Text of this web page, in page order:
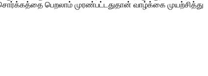
சொர்க்கத்தை பெறலாம் முரண்பட்டதுதான் வாழ்க்கை முயற்சித்து